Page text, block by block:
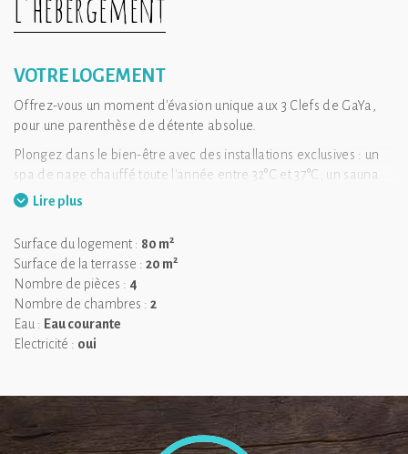
VOTRE LOGEMENT
Offrez-vous un moment d'évasion unique aux 3 Clefs de GaYa,
pour une parenthèse de détente absolue.
Plongez dans le bien-être avec des installations exclusives : un
spa de nage chauffé toute l'année entre 32°C et 37°C, un sauna
infrarouge, un lit hydromassant, et une expérience immersive
thérapeutique. Profitez de ce cadre à votre rythme, avec un
accès privé et illimité à des équipements haut de gamme.
En supplément, un gommage et enveloppement corporel
peuvent être réalisés.
Les 3 Clefs de GaYa se distinguent par un intérieur où se mêlent
douceur et authenticité, avec une décoration qui sublime les
région, a été méticuleusement rénovée pour vous proposer un
refuge raffiné, où simplicité et élégance créent un cocon hors du
temps.
Lire plus
Surface du logement : 80 m2
Surface de la terrasse : 20 m2
Nombre de pièces : 4
Nombre de chambres : 2
Eau : Eau courante
Electricité : oui